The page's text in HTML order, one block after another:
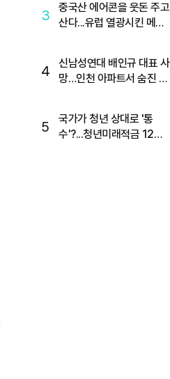
3
중국산 에어콘을 웃돈 주고
산다...유럽 열광시킨 메이
4
신남성연대 배인규 대표 사
망…인천 아파트서 숨진 채
5
국가가 청년 상대로 '통
수'?...청년미래적금 12%